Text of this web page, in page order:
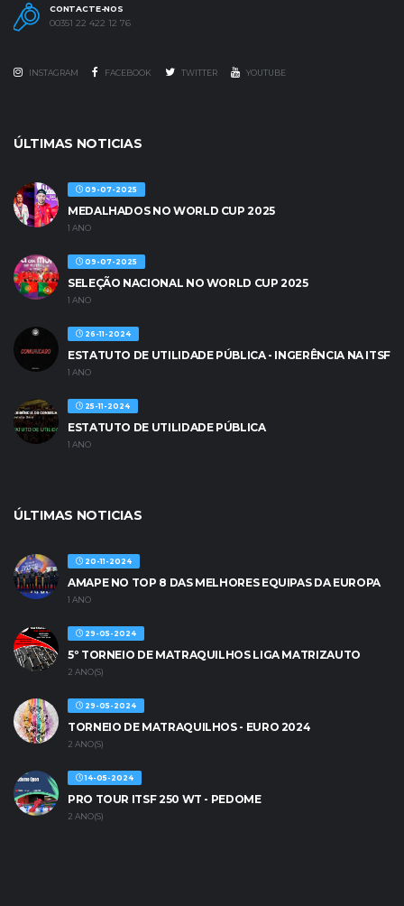
CONTACTE-NOS
00351 22 422 12 76
INSTAGRAM FACEBOOK TWITTER YOUTUBE
ÚLTIMAS NOTICIAS
09-07-2025
MEDALHADOS NO WORLD CUP 2025
1 ANO
09-07-2025
SELEÇÃO NACIONAL NO WORLD CUP 2025
1 ANO
26-11-2024
ESTATUTO DE UTILIDADE PÚBLICA - INGERÊNCIA NA ITSF
1 ANO
25-11-2024
ESTATUTO DE UTILIDADE PÚBLICA
1 ANO
ÚLTIMAS NOTICIAS
20-11-2024
AMAPE NO TOP 8 DAS MELHORES EQUIPAS DA EUROPA
1 ANO
29-05-2024
5º TORNEIO DE MATRAQUILHOS LIGA MATRIZAUTO
2 ANO(S)
29-05-2024
TORNEIO DE MATRAQUILHOS - EURO 2024
2 ANO(S)
14-05-2024
PRO TOUR ITSF 250 WT - PEDOME
2 ANO(S)